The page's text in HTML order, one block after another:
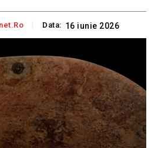
Data: 16 iunie 2026